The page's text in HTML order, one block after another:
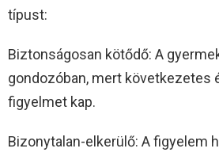
típust:
Biztonságosan kötődő: A
gondozóban, mert következetes
figyelmet kap.
Bizonytalan-elkerülő: A figyelem